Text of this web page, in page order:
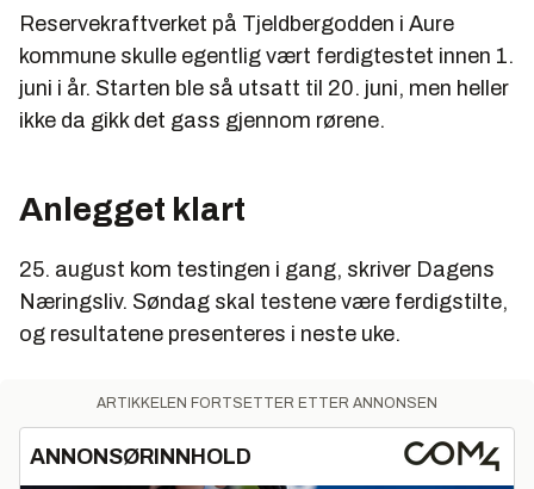
Reservekraftverket på Tjeldbergodden i Aure
kommune skulle egentlig vært ferdigtestet innen 1.
juni i år. Starten ble så utsatt til 20. juni, men heller
ikke da gikk det gass gjennom rørene.
Anlegget klart
25. august kom testingen i gang, skriver Dagens
Næringsliv. Søndag skal testene være ferdigstilte,
og resultatene presenteres i neste uke.
ARTIKKELEN FORTSETTER ETTER ANNONSEN
ANNONSØRINNHOLD